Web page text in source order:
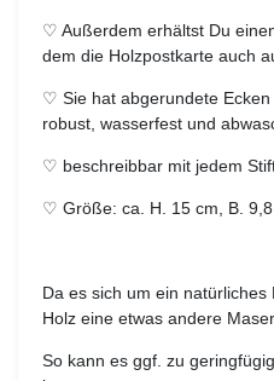
♡ Außerdem erhältst Du
dem die Holzpostkarte auch
♡ Sie hat abgerundete
robust, wasserfest und
♡ beschreibbar mit jedem
♡ Größe: ca. H. 15 cm, B.
Da es sich um ein
Holz eine etwas andere
So kann es ggf. zu